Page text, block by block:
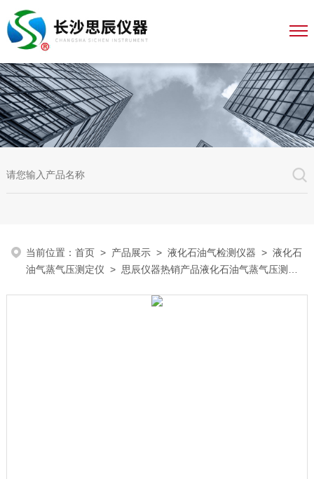
当前位置：首页 > 产品展示 >液化石油气检测仪器 >液化石
油气蒸气压测定仪 > 思辰仪器热销产品液化石油气蒸气压测定